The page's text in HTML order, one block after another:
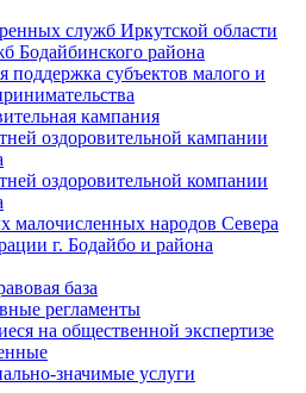
служб Иркутской области
Бодайбинского района
поддержка субъектов малого и
кампания
оздоровительной кампании
оздоровительной компании
малочисленных народов Севера
г. Бодайбо и района
база
регламенты
на общественной экспертизе
значимые услуги